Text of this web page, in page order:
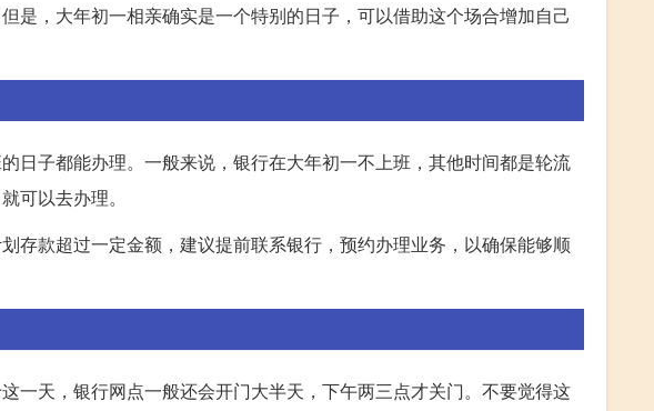
是，大年初一相亲确实是一个特别的日子，可以借助这个场合增加自己
日子都能办理。一般来说，银行在大年初一不上班，其他时间都是轮流
可以去办理。
存款超过一定金额，建议提前联系银行，预约办理业务，以确保能够顺
一天，银行网点一般还会开门大半天，下午两三点才关门。不要觉得这